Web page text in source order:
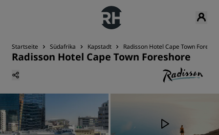
Startseite Südafrika Kapstadt Radisson Hotel Cape Town
Radisson Hotel Cape Town Foreshore